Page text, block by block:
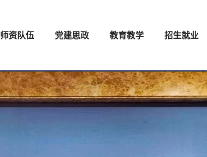
师资队伍 党建思政 教育教学 招生就业